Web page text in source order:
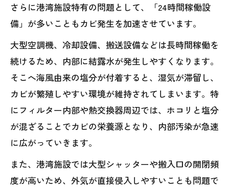
さらに港湾施設特有の問題として、「24時間稼働設
備」が多いこともカビ発生を加速させています。
大型空調機、冷却設備、搬送設備などは長時間稼働を
続けるため、内部に結露水が発生しやすくなります。
そこへ海風由来の塩分が付着すると、湿気が滞留し、
カビが繁殖しやすい環境が維持されてしまいます。特
にフィルター内部や熱交換器周辺では、ホコリと塩分
が混ざることでカビの栄養源となり、内部汚染が急速
に広がっていきます。
また、港湾施設では大型シャッターや搬入口の開閉頻
度が高いため、外気が直接侵入しやすいことも問題で